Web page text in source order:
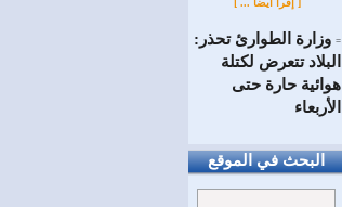
= وزارة الطوارئ تحذر:
البلاد تتعرض لكتلة
هوائية حارة حتى
الأربعاء
البحث في الموقع